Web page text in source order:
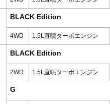
BLACK Edition
4WD 1.5L直噴ターボエンジン
BLACK Edition
2WD 1.5L直噴ターボエンジン
G